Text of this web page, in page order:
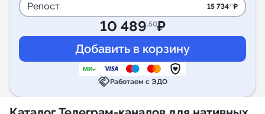
Репост 15 734.25₽
10 489.50₽
handshakeРаботаем с ЭДО